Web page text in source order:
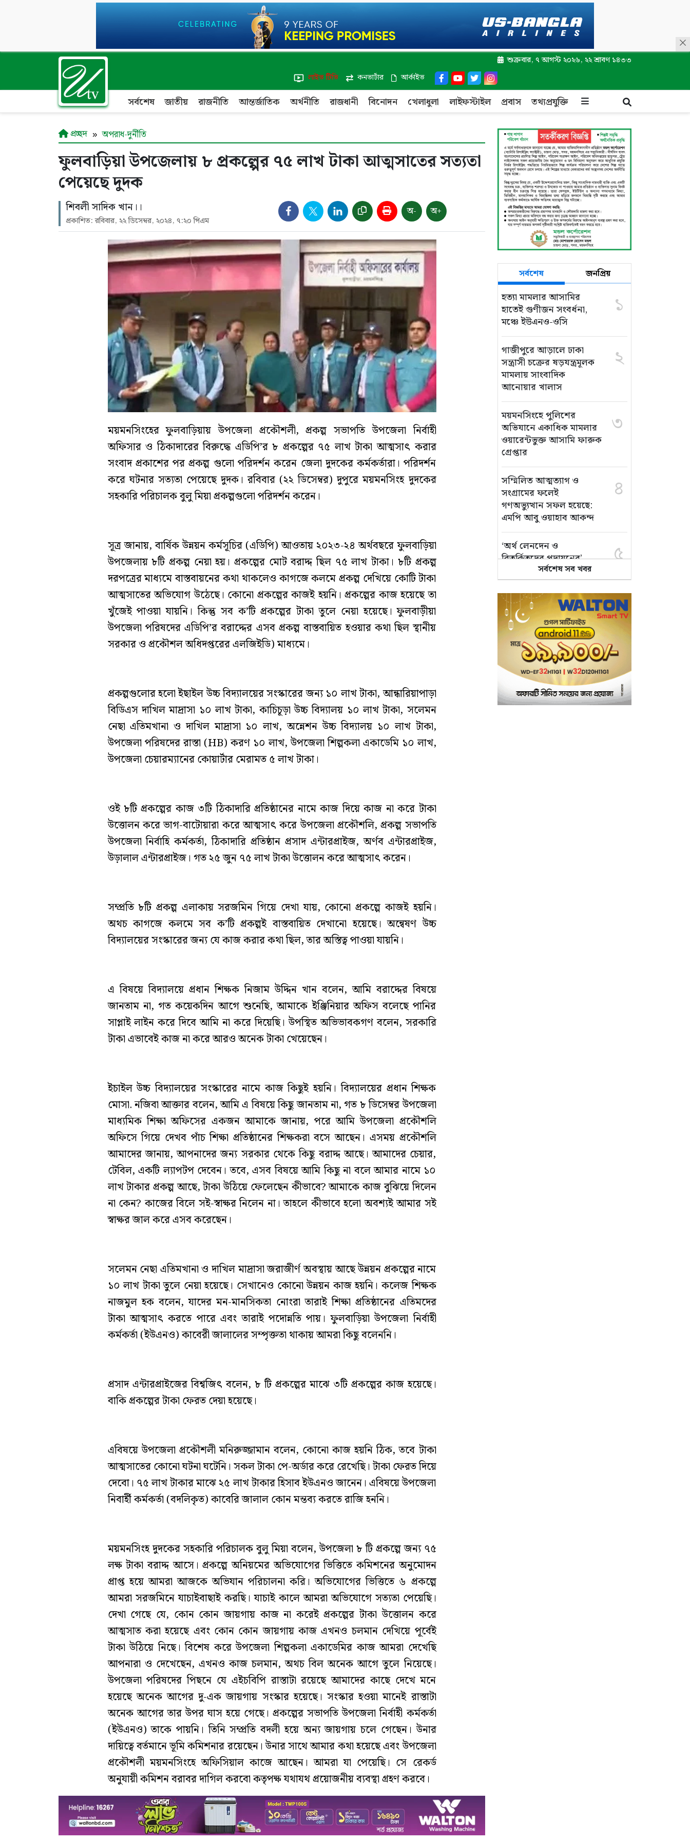
শুক্রবার, ৭ আগস্ট ২০২৬, ২২ শ্রাবণ ১৪৩৩
লাইভ টিভি
কনভার্টার আর্কাইভ
সর্বশেষ জাতীয় রাজনীতি আন্তর্জাতিক অর্থনীতি রাজধানী বিনোদন খেলাধুলা লাইফস্টাইল প্রবাস তথ্যপ্রযুক্তি
প্রচ্ছদ অপরাধ-দুর্নীতি
ফুলবাড়িয়া উপজেলায় ৮ প্রকল্পের ৭৫ লাখ টাকা আত্মসাতের সত্যতা
পেয়েছে দুদক
শিবলী সাদিক খান।।
প্রকাশিত: রবিবার, ২২ ডিসেম্বর, ২০২৪, ৭:২০ পিএম
অ- অ+
ময়মনসিংহের ফুলবাড়িয়ায় উপজেলা প্রকৌশলী, প্রকল্প সভাপতি উপজেলা নির্বাহী
অফিসার ও ঠিকাদারের বিরুদ্ধে এডিপি’র ৮ প্রকল্পের ৭৫ লাখ টাকা আত্মসাৎ করার
সংবাদ প্রকাশের পর প্রকল্প গুলো পরিদর্শন করেন জেলা দুদকের কর্মকর্তারা। পরিদর্শন
করে ঘটনার সত্যতা পেয়েছে দুদক। রবিবার (২২ ডিসেম্বর) দুপুরে ময়মনসিংহ দুদকের
সহকারি পরিচালক বুলু মিয়া প্রকল্পগুলো পরিদর্শন করেন।
সূত্র জানায়, বার্ষিক উন্নয়ন কর্মসূচির (এডিপি) আওতায় ২০২৩-২৪ অর্থবছরে ফুলবাড়িয়া
উপজেলায় ৮টি প্রকল্প নেয়া হয়। প্রকল্পের মোট বরাদ্দ ছিল ৭৫ লাখ টাকা। ৮টি প্রকল্প
দরপত্রের মাধ্যমে বাস্তবায়নের কথা থাকলেও কাগজে কলমে প্রকল্প দেখিয়ে কোটি টাকা
আত্মসাতের অভিযোগ উঠেছে। কোনো প্রকল্পের কাজই হয়নি। প্রকল্পের কাজ হয়েছে তা
খুঁজেই পাওয়া যায়নি। কিন্তু সব ক’টি প্রকল্পের টাকা তুলে নেয়া হয়েছে। ফুলবাড়ীয়া
উপজেলা পরিষদের এডিপি’র বরাদ্দের এসব প্রকল্প বাস্তবায়িত হওয়ার কথা ছিল স্থানীয়
সরকার ও প্রকৌশল অধিদপ্তরের এলজিইডি) মাধ্যমে।
প্রকল্পগুলোর হলো ইছাইল উচ্চ বিদ্যালয়ের সংস্কারের জন্য ১০ লাখ টাকা, আন্ধারিয়াপাড়া
বিডিএস দাখিল মাদ্রাসা ১০ লাখ টাকা, কাচিচূড়া উচ্চ বিদ্যালয় ১০ লাখ টাকা, সলেমন
নেছা এতিমখানা ও দাখিল মাদ্রাসা ১০ লাখ, অন্নেশন উচ্চ বিদ্যালয় ১০ লাখ টাকা,
উপজেলা পরিষদের রাস্তা (HB) করণ ১০ লাখ, উপজেলা শিল্পকলা একাডেমি ১০ লাখ,
উপজেলা চেয়ারম্যানের কোয়ার্টার মেরামত ৫ লাখ টাকা।
ওই ৮টি প্রকল্পের কাজ ৩টি ঠিকাদারি প্রতিষ্ঠানের নামে কাজ দিয়ে কাজ না করে টাকা
উত্তোলন করে ভাগ-বাটোয়ারা করে আত্মসাৎ করে উপজেলা প্রকৌশলি, প্রকল্প সভাপতি
উপজেলা নির্বাহি কর্মকর্তা, ঠিকাদারি প্রতিষ্ঠান প্রসাদ এন্টারপ্রাইজ, অর্ণব এন্টারপ্রাইজ,
উড়ালাল এন্টারপ্রাইজ। গত ২৫ জুন ৭৫ লাখ টাকা উত্তোলন করে আত্মসাৎ করেন।
সম্প্রতি ৮টি প্রকল্প এলাকায় সরজমিন গিয়ে দেখা যায়, কোনো প্রকল্পে কাজই হয়নি।
অথচ কাগজে কলমে সব ক’টি প্রকল্পই বাস্তবায়িত দেখানো হয়েছে। অন্বেষণ উচ্চ
বিদ্যালয়ের সংস্কারের জন্য যে কাজ করার কথা ছিল, তার অস্তিত্ব পাওয়া যায়নি।
এ বিষয়ে বিদ্যালয়ে প্রধান শিক্ষক নিজাম উদ্দিন খান বলেন, আমি বরাদ্দের বিষয়ে
জানতাম না, গত কয়েকদিন আগে শুনেছি, আমাকে ইঞ্জিনিয়ার অফিস বলেছে পানির
সাপ্লাই লাইন করে দিবে আমি না করে দিয়েছি। উপস্থিত অভিভাবকগণ বলেন, সরকারি
টাকা এভাবেই কাজ না করে আরও অনেক টাকা খেয়েছেন।
ইচাইল উচ্চ বিদ্যালয়ের সংস্কারের নামে কাজ কিছুই হয়নি। বিদ্যালয়ের প্রধান শিক্ষক
মোসা. নজিবা আক্তার বলেন, আমি এ বিষয়ে কিছু জানতাম না, গত ৮ ডিসেম্বর উপজেলা
মাধ্যমিক শিক্ষা অফিসের একজন আমাকে জানায়, পরে আমি উপজেলা প্রকৌশলি
অফিসে গিয়ে দেখব পাঁচ শিক্ষা প্রতিষ্ঠানের শিক্ষকরা বসে আছেন। এসময় প্রকৌশলি
আমাদের জানায়, আপনাদের জন্য সরকার থেকে কিছু বরাদ্দ আছে। আমাদের চেয়ার,
টেবিল, একটি ল্যাপটপ দেবেন। তবে, এসব বিষয়ে আমি কিছু না বলে আমার নামে ১০
লাখ টাকার প্রকল্প আছে, টাকা উঠিয়ে ফেলেছেন কীভাবে? আমাকে কাজ বুঝিয়ে দিলেন
না কেন? কাজের বিলে সই-স্বাক্ষর নিলেন না। তাহলে কীভাবে হলো অবশ্যই আমার সই
স্বাক্ষর জাল করে এসব করেছেন।
সলেমন নেছা এতিমখানা ও দাখিল মাদ্রাসা জরাজীর্ণ অবস্থায় আছে উন্নয়ন প্রকল্পের নামে
১০ লাখ টাকা তুলে নেয়া হয়েছে। সেখানেও কোনো উন্নয়ন কাজ হয়নি। কলেজ শিক্ষক
নাজমুল হক বলেন, যাদের মন-মানসিকতা নোংরা তারাই শিক্ষা প্রতিষ্ঠানের এতিমদের
টাকা আত্মসাৎ করতে পারে এবং তারাই পদোন্নতি পায়। ফুলবাড়িয়া উপজেলা নির্বাহী
কর্মকর্তা (ইউএনও) কাবেরী জালালের সম্পৃক্ততা থাকায় আমরা কিছু বলেননি।
প্রসাদ এন্টারপ্রাইজের বিশ্বজিৎ বলেন, ৮ টি প্রকল্পের মাঝে ৩টি প্রকল্পের কাজ হয়েছে।
বাকি প্রকল্পের টাকা ফেরত দেয়া হয়েছে।
এবিষয়ে উপজেলা প্রকৌশলী মনিরুজ্জামান বলেন, কোনো কাজ হয়নি ঠিক, তবে টাকা
আত্মসাতের কোনো ঘটনা ঘটেনি। সকল টাকা পে-অর্ডার করে রেখেছি। টাকা ফেরত দিয়ে
দেবো। ৭৫ লাখ টাকার মাঝে ২৫ লাখ টাকার হিসাব ইউএনও জানেন। এবিষয়ে উপজেলা
নিবার্হী কর্মকর্তা (বদলিকৃত) কাবেরি জালাল কোন মন্তব্য করতে রাজি হননি।
ময়মনসিংহ দুদকের সহকারি পরিচালক বুলু মিয়া বলেন, উপজেলা ৮ টি প্রকল্পে জন্য ৭৫
লক্ষ টাকা বরাদ্দ আসে। প্রকল্পে অনিয়মের অভিযোগের ভিত্তিতে কমিশনের অনুমোদন
প্রাপ্ত হয়ে আমরা আজকে অভিযান পরিচালনা করি। অভিযোগের ভিত্তিতে ৬ প্রকল্পে
আমরা সরজমিনে যাচাইবাছাই করছি। যাচাই কালে আমরা অভিযোগে সত্যতা পেয়েছি।
দেখা গেছে যে, কোন কোন জায়গায় কাজ না করেই প্রকল্পের টাকা উত্তোলন করে
আত্মসাত করা হয়েছে এবং কোন কোন জায়গায় কাজ এখনও চলমান দেখিয়ে পূর্বেই
টাকা উঠিয়ে নিছে। বিশেষ করে উপজেলা শিল্পকলা একাডেমির কাজ আমরা দেখেছি
আপনারা ও দেখেছেন, এখনও কাজ চলমান, অথচ বিল অনেক আগে তুলে নিয়েছে।
উপজেলা পরিষদের পিছনে যে এইচবিপি রাস্তাটা রয়েছে আমাদের কাছে দেখে মনে
হয়েছে অনেক আগের দু-এক জায়গায় সংস্কার হয়েছে। সংস্কার হওয়া মানেই রাস্তাটা
অনেক আগের তার উপর ঘাস হয়ে গেছে। প্রকল্পের সভাপতি উপজেলা নির্বাহী কর্মকর্তা
(ইউএনও) তাকে পায়নি। তিনি সম্প্রতি বদলী হয়ে অন্য জায়গায় চলে গেছেন। উনার
দায়িত্বে বর্তমানে ভূমি কমিশনার রয়েছেন। উনার সাথে আমার কথা হয়েছে এবং উপজেলা
প্রকৌশলী ময়মনসিংহে অফিসিয়াল কাজে আছেন। আমরা যা পেয়েছি। সে রেকর্ড
অনুযায়ী কমিশন বরাবর দাগিল করবো কতৃপক্ষ যথাযথ প্রয়োজনীয় ব্যবস্থা গ্রহণ করবে।
সর্বশেষ জনপ্রিয়
হত্যা মামলার আসামির
হাতেই গুণীজন সংবর্ধনা,
মঞ্চে ইউএনও-ওসি
১
গাজীপুরে আড়ালে ঢাকা
সন্ত্রাসী চক্রের ষড়যন্ত্রমূলক
মামলায় সাংবাদিক
আনোয়ার খালাস
২
ময়মনসিংহে পুলিশের
অভিযানে একাধিক মামলার
ওয়ারেন্টভুক্ত আসামি ফারুক
গ্রেপ্তার
৩
সম্মিলিত আত্মত্যাগ ও
সংগ্রামের ফলেই
গণঅভ্যুত্থান সফল হয়েছে:
এমপি আবু ওয়াহাব আকন্দ
৪
‘অর্থ লেনদেন ও
বিতর্কিতদের পদায়নের’
অভিযোগ, ঈশ্বরগঞ্জে
ছাত্রলীগের একাংশের ঝাড়ু
মিছিল
৫
মানসম্মত শিক্ষা নিশ্চিতে
শ্যামপুরে তৎপর শিক্ষা
অফিসার শাপলা খানম
৬
তাৎক্ষণিক খাদ্য পরীক্ষা
নিশ্চিত করবে ভ্রাম্যমাণ
পরীক্ষাগার: এস এম হুমায়ূন
৭
সর্বশেষ সব খবর